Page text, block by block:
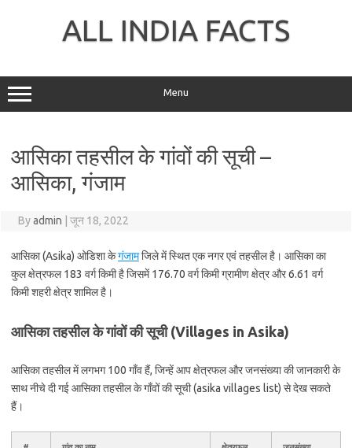
ALL INDIA FACTS
Menu
आसिका तहसील के गांवों की सूची –
आसिका, गंजाम
Byadmin जून 18, 2022
आसिका (Asika) ओडिशा केगंजामजिले में स्थित एक नगर एवं तहसील है। आसिका का
कुल क्षेत्रफल 183 वर्ग किमी है जिसमें 176.70 वर्ग किमी ग्रामीण क्षेत्र और 6.61 वर्ग
किमी शहरी क्षेत्र शामिल है।
आसिका तहसील के गांवों की सूची (Villages in Asika)
आसिका तहसील में लगभग 100 गाँव हैं, जिन्हें आप क्षेत्रफल और जनसंख्या की जानकारी के
साथ नीचे दी गई आसिका तहसील के गाँवों की सूची (asika villages list) से देख सकते
हैं।